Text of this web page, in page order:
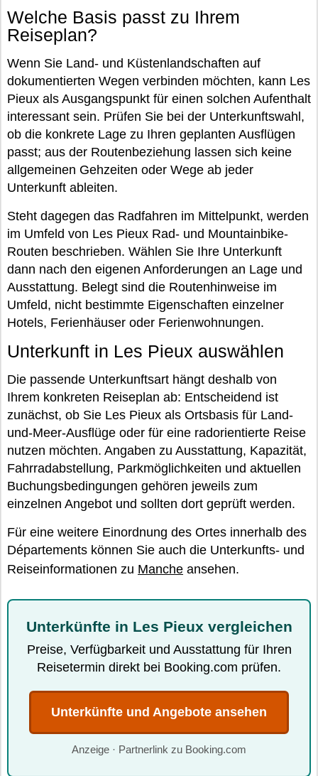
Welche Basis passt zu Ihrem
Reiseplan?
Wenn Sie Land- und Küstenlandschaften auf
dokumentierten Wegen verbinden möchten, kann Les
Pieux als Ausgangspunkt für einen solchen Aufenthalt
interessant sein. Prüfen Sie bei der Unterkunftswahl,
ob die konkrete Lage zu Ihren geplanten Ausflügen
passt; aus der Routenbeziehung lassen sich keine
allgemeinen Gehzeiten oder Wege ab jeder
Unterkunft ableiten.
Steht dagegen das Radfahren im Mittelpunkt, werden
im Umfeld von Les Pieux Rad- und Mountainbike-
Routen beschrieben. Wählen Sie Ihre Unterkunft
dann nach den eigenen Anforderungen an Lage und
Ausstattung. Belegt sind die Routenhinweise im
Umfeld, nicht bestimmte Eigenschaften einzelner
Hotels, Ferienhäuser oder Ferienwohnungen.
Unterkunft in Les Pieux auswählen
Die passende Unterkunftsart hängt deshalb von
Ihrem konkreten Reiseplan ab: Entscheidend ist
zunächst, ob Sie Les Pieux als Ortsbasis für Land-
und-Meer-Ausflüge oder für eine radorientierte Reise
nutzen möchten. Angaben zu Ausstattung, Kapazität,
Fahrradabstellung, Parkmöglichkeiten und aktuellen
Buchungsbedingungen gehören jeweils zum
einzelnen Angebot und sollten dort geprüft werden.
Für eine weitere Einordnung des Ortes innerhalb des
Départements können Sie auch die Unterkunfts- und
Reiseinformationen zu Manche ansehen.
Unterkünfte in Les Pieux vergleichen
Preise, Verfügbarkeit und Ausstattung für Ihren
Reisetermin direkt bei Booking.com prüfen.
Unterkünfte und Angebote ansehen
Anzeige · Partnerlink zu Booking.com